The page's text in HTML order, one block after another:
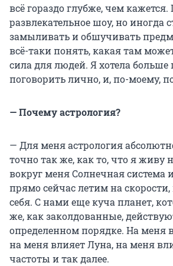
всё гораздо глубже, чем кажется.
развлекательное шоу, но иногда
замыливать и обшучивать
всё-таки понять, какая там
сила для людей. Я хотела больше
поговорить лично, и, по-моему,
— Почему астрология?
— Для меня астрология
точно так же, както, что я живу
вокруг меня Солнечная система
прямо сейчас летим на
себя. С нами еще куча планет,
же, как заколдованные,
определенном порядке. На меня
на меня влияет Луна, на меня
частоты и так далее.